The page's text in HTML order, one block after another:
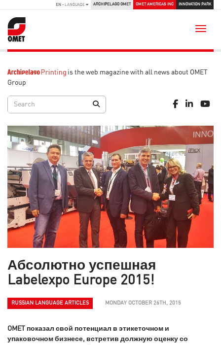
EN - LANGUAGE ARCHIPELAGO OMET OMET AMERICAS INC INNOVATION PARK
is the web magazine with all news about OMET
Group
Абсолютно успешная
Labelexpo Europe 2015!
RUSSIAN LANGUAGE ARTICLES MONDAY OCTOBER 26TH, 2015
OMET показал свой потенциал в этикеточном и
упаковочном бизнесе, встретив должную оценку со